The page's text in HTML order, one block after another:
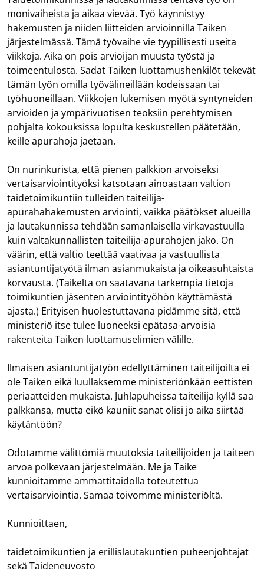
monivaiheista ja aikaa vievää. Työ käynnistyy
hakemusten ja niiden liitteiden arvioinnilla Taiken
järjestelmässä. Tämä työvaihe vie tyypillisesti useita
viikkoja. Aika on pois arvioijan muusta työstä ja
toimeentulosta. Sadat Taiken luottamushenkilöt tekevät
tämän työn omilla työvälineillään kodeissaan tai
työhuoneillaan. Viikkojen lukemisen myötä syntyneiden
arvioiden ja ympärivuotisen teoksiin perehtymisen
pohjalta kokouksissa lopulta keskustellen päätetään,
keille apurahoja jaetaan.
On nurinkurista, että pienen palkkion arvoiseksi
vertaisarviointityöksi katsotaan ainoastaan valtion
taidetoimikuntiin tulleiden taiteilija-
apurahahakemusten arviointi, vaikka päätökset alueilla
ja lautakunnissa tehdään samanlaisella virkavastuulla
kuin valtakunnallisten taiteilija-apurahojen jako. On
väärin, että valtio teettää vaativaa ja vastuullista
asiantuntijatyötä ilman asianmukaista ja oikeasuhtaista
korvausta. (Taikelta on saatavana tarkempia tietoja
toimikuntien jäsenten arviointityöhön käyttämästä
ajasta.) Erityisen huolestuttavana pidämme sitä, että
ministeriö itse tulee luoneeksi epätasa-arvoisia
rakenteita Taiken luottamuselimien välille.
Ilmaisen asiantuntijatyön edellyttäminen taiteilijoilta ei
ole Taiken eikä luullaksemme ministeriönkään eettisten
periaatteiden mukaista. Juhlapuheissa taiteilija kyllä saa
palkkansa, mutta eikö kauniit sanat olisi jo aika siirtää
käytäntöön?
Odotamme välittömiä muutoksia taiteilijoiden ja taiteen
arvoa polkevaan järjestelmään. Me ja Taike
kunnioitamme ammattitaidolla toteutettua
vertaisarviointia. Samaa toivomme ministeriöltä.
Kunnioittaen,
taidetoimikuntien ja erillislautakuntien puheenjohtajat
sekä Taideneuvosto